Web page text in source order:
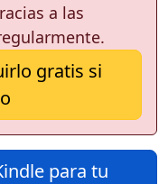
a las
gratis si
para tu